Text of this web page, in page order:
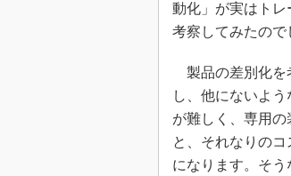
動化」が実はト
考察してみたので
製品の差別化を
し、他にないよ
が難しく、専用
と、それなりの
になります。そ